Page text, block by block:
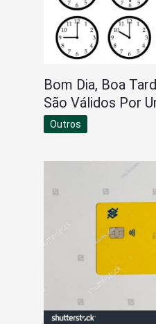
Bom Dia, Boa
São Válidos Por
Outros